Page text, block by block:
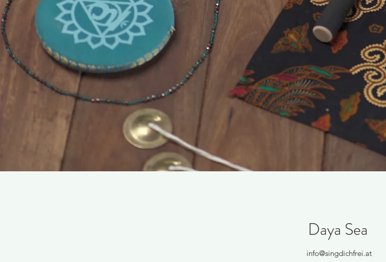
Daya Sea
info@singdichfrei.at